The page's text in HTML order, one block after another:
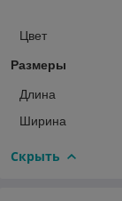
Цвет
Размеры
Длина
Ширина
Скрыть